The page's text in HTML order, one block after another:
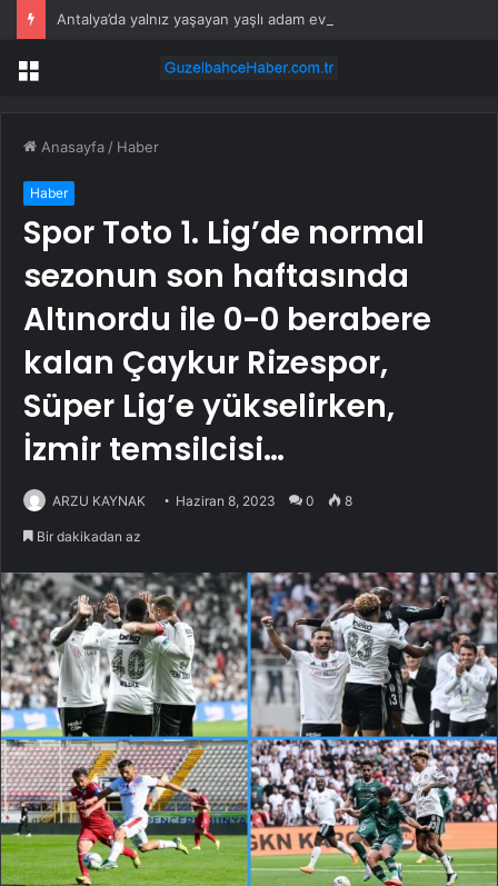
Antalya’da yalnız yaşayan yaşlı adam evinde ölü bulundu
Menü
Anasayfa / Haber
Haber
Spor Toto 1. Lig’de normal
sezonun son haftasında
Altınordu ile 0-0 berabere
kalan Çaykur Rizespor,
Süper Lig’e yükselirken,
İzmir temsilcisi…
ARZU KAYNAK Haziran 8, 2023 0 8
Bir dakikadan az